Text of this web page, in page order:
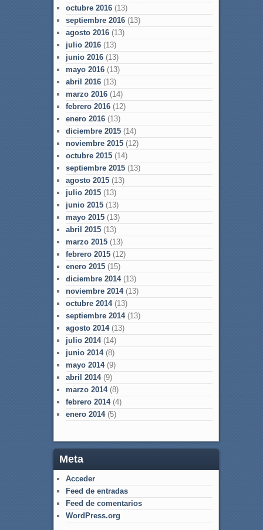
octubre 2016(13)
septiembre 2016(13)
agosto 2016(13)
julio 2016(13)
junio 2016(13)
mayo 2016(13)
abril 2016(13)
marzo 2016(14)
febrero 2016(12)
enero 2016(13)
diciembre 2015(14)
noviembre 2015(12)
octubre 2015(14)
septiembre 2015(13)
agosto 2015(13)
julio 2015(13)
junio 2015(13)
mayo 2015(13)
abril 2015(13)
marzo 2015(13)
febrero 2015(12)
enero 2015(15)
diciembre 2014(13)
noviembre 2014(13)
octubre 2014(13)
septiembre 2014(13)
agosto 2014(13)
julio 2014(14)
junio 2014(8)
mayo 2014(9)
abril 2014(9)
marzo 2014(8)
febrero 2014(4)
enero 2014(5)
Meta
Acceder
Feed de entradas
Feed de comentarios
WordPress.org